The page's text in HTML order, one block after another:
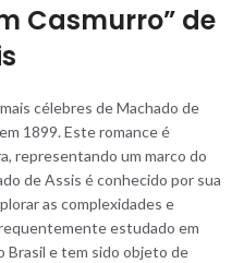
Casmurro” de
célebres de Machado de
1899. Este romance é
representando um marco do
de Assis é conhecido por sua
as complexidades e
estudado em
Brasil e tem sido objeto de